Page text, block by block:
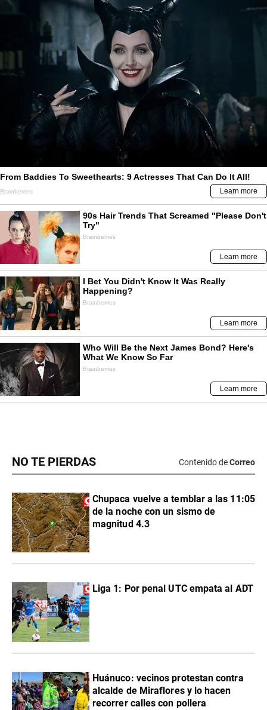
NO TE PIERDAS Contenido deCorreo
Chupaca vuelve a temblar a las 11:05
de la noche con un sismo de
magnitud 4.3
Liga 1: Por penal UTC empata al ADT
Huánuco: vecinos protestan contra
alcalde de Miraflores y lo hacen
recorrer calles con pollera